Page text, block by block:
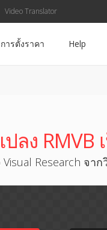
Video Translator
การตั้งราคา Help
ลง RMVB
Research จาก